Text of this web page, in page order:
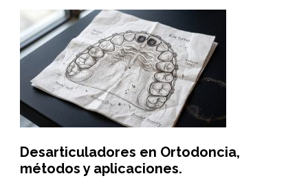
Desarticuladores en Ortodoncia,
métodos y aplicaciones.